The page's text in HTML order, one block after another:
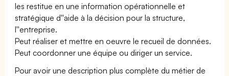
les restitue en une information opérationnelle et
stratégique d''aide à la décision pour la structure,
l''entreprise.
Peut réaliser et mettre en oeuvre le recueil de données.
Peut coordonner une équipe ou diriger un service.
Pour avoir une description plus complète du métier de